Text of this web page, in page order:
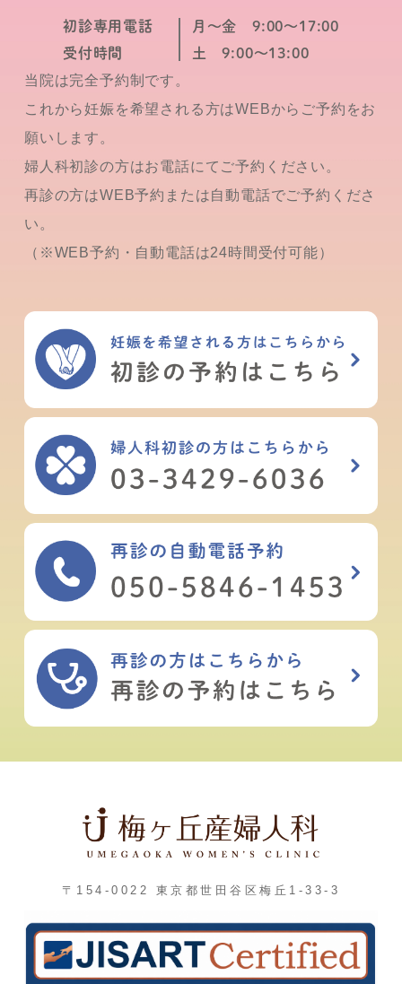
初診専用電話
受付時間
月～金 9:00～17:00
土 9:00～13:00
当院は完全予約制です。
これから妊娠を希望される方はWEBからご予約をお
願いします。
婦人科初診の方はお電話にてご予約ください。
再診の方はWEB予約または自動電話でご予約くださ
い。
（※WEB予約・自動電話は24時間受付可能）
〒154-0022 東京都世田谷区梅丘1-33-3